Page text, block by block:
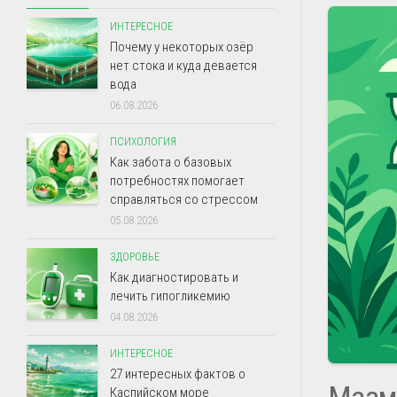
ИНТЕРЕСНОЕ
Почему у некоторых озёр
нет стока и куда девается
вода
06.08.2026
ПСИХОЛОГИЯ
Как забота о базовых
потребностях помогает
справляться со стрессом
05.08.2026
ЗДОРОВЬЕ
Как диагностировать и
лечить гипогликемию
04.08.2026
ИНТЕРЕСНОЕ
27 интересных фактов о
Каспийском море